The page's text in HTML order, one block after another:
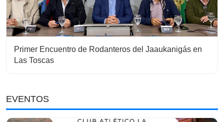
Primer Encuentro de Rodanteros del Jaaukanigás en
Las Toscas
EVENTOS